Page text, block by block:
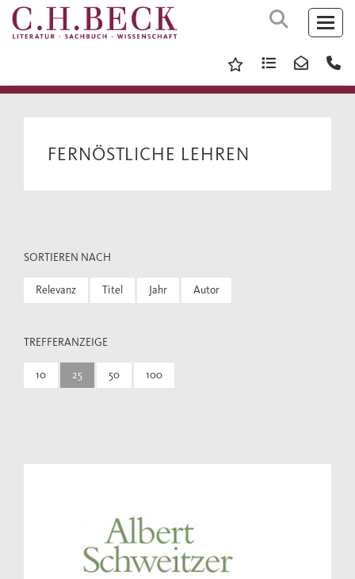
FERNÖSTLICHE LEHREN
SORTIEREN NACH
Relevanz Titel Jahr Autor
TREFFERANZEIGE
10 25 50 100